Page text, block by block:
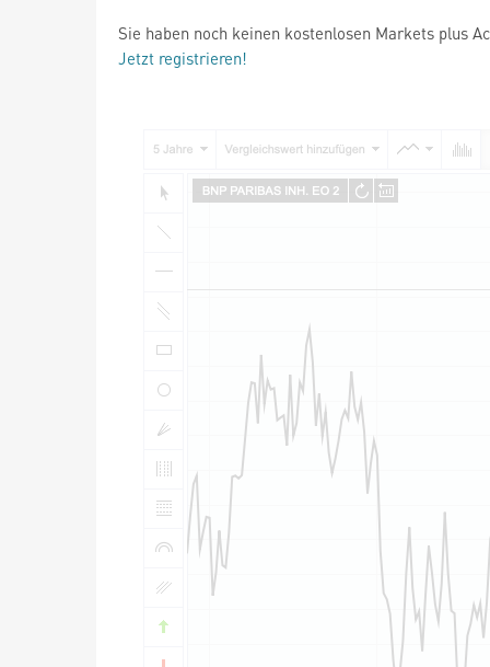
Sie haben noch keinen kostenlosen Markets plus
Jetzt registrieren!